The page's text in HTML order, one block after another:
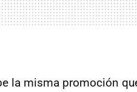
la misma promoción